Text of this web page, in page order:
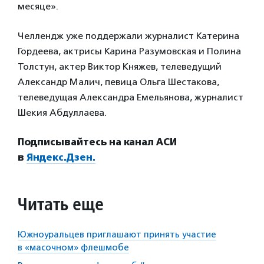
месяце».
Челлендж уже поддержали журналист Катерина
Гордеева, актрисы Карина Разумовская и Полина
Толстун, актер Виктор Княжев, телеведущий
Александр Малич, певица Ольга Шестакова,
телеведущая Александра Емельянова, журналист
Шекия Абдуллаева.
Подписывайтесь на канал АСИ
в Яндекс.Дзен.
Читать еще
Южноуральцев приглашают принять участие
в «масочном» флешмобе